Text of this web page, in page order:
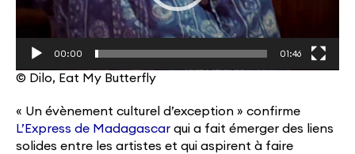
00:00 01:46
© Dilo, Eat My Butterfly
« Un évènement culturel d’exception » confirme
L’Express de Madagascar qui a fait émerger des liens
solides entre les artistes et qui aspirent à faire